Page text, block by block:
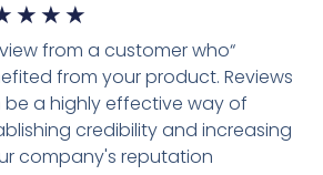
★
★
★
from a customer who
from your product. Reviews
a highly effective way of
credibility and increasing
company's reputation.”